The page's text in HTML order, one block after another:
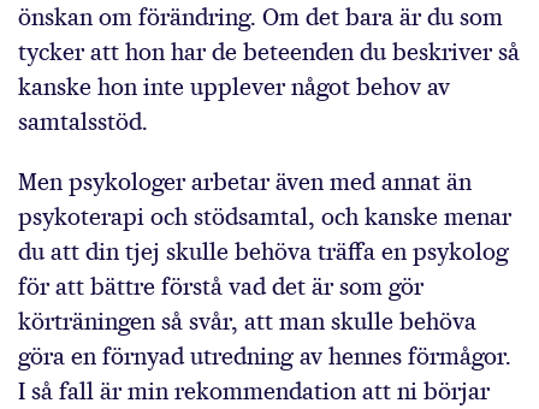
önskan om förändring. Om det bara är du som
tycker att hon har de beteenden du beskriver så
kanske hon inte upplever något behov av
samtalsstöd.
Men psykologer arbetar även med annat än
psykoterapi och stödsamtal, och kanske menar
du att din tjej skulle behöva träffa en psykolog
för att bättre förstå vad det är som gör
körträningen så svår, att man skulle behöva
göra en förnyad utredning av hennes förmågor.
I så fall är min rekommendation att ni börjar